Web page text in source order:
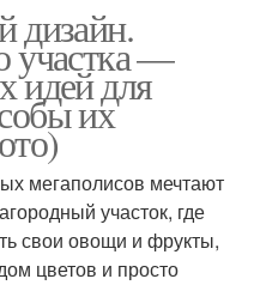
дизайн.
участка —
идей для
их
мегаполисов мечтают
участок, где
свои овощи и фрукты,
цветов и просто